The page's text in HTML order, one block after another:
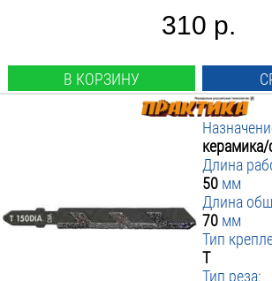
310 р.
В КОРЗИНУ
керамика/
Длина
50 мм
Длина
70 мм
Тип
T
Тип реза: